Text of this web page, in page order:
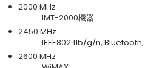
2000 MHz
IMT-2000機器
2450 MHz
IEEE802.11b/g/n, Bluetooth,
2600 MHz